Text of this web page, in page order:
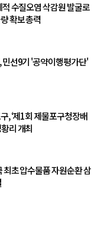
수질오염 삭감원 발굴로
확보 총력
민선9기 '공약이행평가단'
, ‘제1회 제물포구청장배
리 개최
최초 압수물품 자원순환 삼